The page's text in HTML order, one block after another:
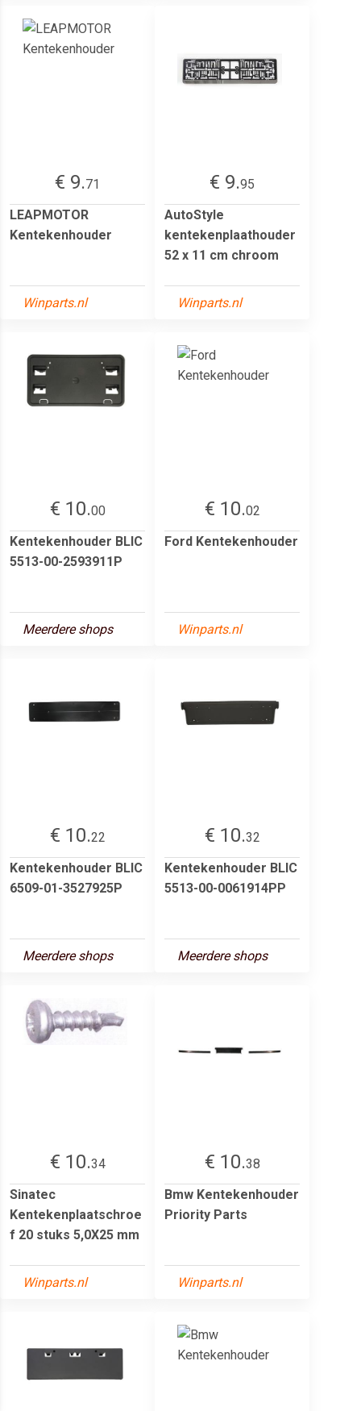
€ 9.71
LEAPMOTOR
Kentekenhouder
Winparts.nl
€ 9.95
AutoStyle
kentekenplaathouder
52 x 11 cm chroom
Winparts.nl
€ 10.00
Kentekenhouder BLIC
5513-00-2593911P
Meerdere shops
€ 10.02
Ford Kentekenhouder
Winparts.nl
€ 10.22
Kentekenhouder BLIC
6509-01-3527925P
Meerdere shops
€ 10.32
Kentekenhouder BLIC
5513-00-0061914PP
Meerdere shops
€ 10.34
Sinatec
Kentekenplaatschroe
f 20 stuks 5,0X25 mm
Winparts.nl
€ 10.38
Bmw Kentekenhouder
Priority Parts
Winparts.nl